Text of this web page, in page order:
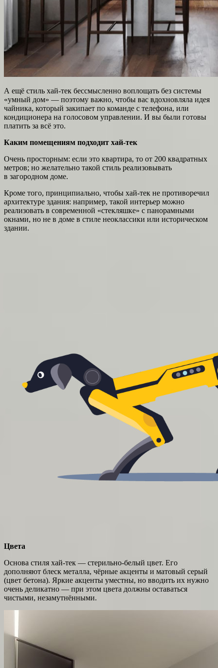
А ещё стиль хай-тек бессмысленно воплощать без системы
«умный дом» — поэтому важно, чтобы вас вдохновляла идея
чайника, который закипает по команде с телефона, или
кондиционера на голосовом управлении. И вы были готовы
платить за всё это.
Каким помещениям подходит хай-тек
Очень просторным: если это квартира, то от 200 квадратных
метров; но желательно такой стиль реализовывать
в загородном доме.
Кроме того, принципиально, чтобы хай-тек не противоречил
архитектуре здания: например, такой интерьер можно
реализовать в современной «стекляшке» с панорамными
окнами, но не в доме в стиле неоклассики или историческом
здании.
Цвета
Основа стиля хай-тек — стерильно-белый цвет. Его
дополняют блеск металла, чёрные акценты и матовый серый
(цвет бетона). Яркие акценты уместны, но вводить их нужно
очень деликатно — при этом цвета должны оставаться
чистыми, незамутнёнными.